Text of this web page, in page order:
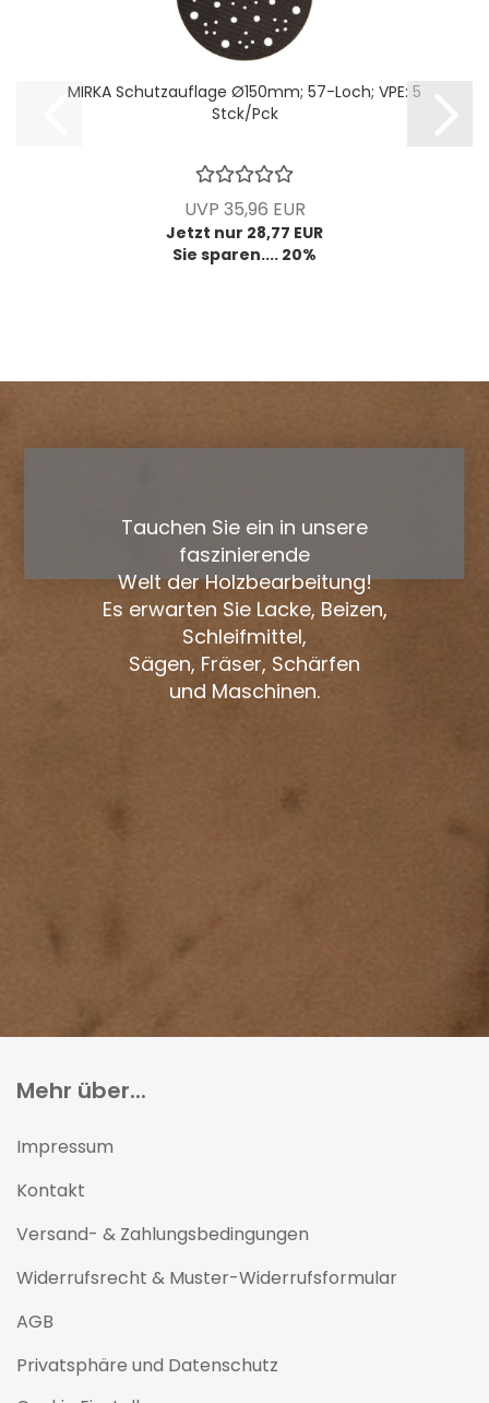
MIRKA Schutzauflage Ø150mm; 57-Loch; VPE: 5
Stck/Pck
UVP 35,96 EUR
Jetzt nur 28,77 EUR
Sie sparen.... 20%
Tauchen Sie ein in unsere
faszinierende
Welt der Holzbearbeitung!
Es erwarten Sie Lacke, Beizen,
Schleifmittel,
Sägen, Fräser, Schärfen
und Maschinen.
Mehr über...
Impressum
Kontakt
Versand- & Zahlungsbedingungen
Widerrufsrecht & Muster-Widerrufsformular
AGB
Privatsphäre und Datenschutz